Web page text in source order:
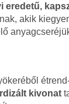
eredetű,
akik
kivonat